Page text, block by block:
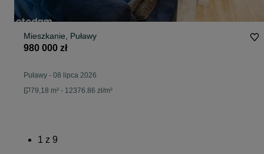
Mieszkanie, Puławy
980 000 zł
Puławy - 08 lipca 2026
79,18 m² - 12376.86 zł/m²
1 z 9